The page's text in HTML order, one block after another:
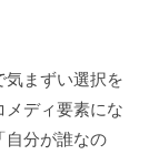
気まずい選択を
メディ要素にな
自分が誰なの